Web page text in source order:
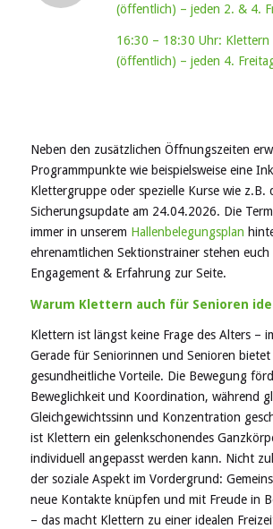
(öffentlich) – jeden 2. & 4.
16:30 – 18:30 Uhr: Klettern
(öffentlich) – jeden 4.
Neben den zusätzlichen Öffnungszeiten
Programmpunkte wie beispielsweise eine
Klettergruppe oder spezielle Kurse wie z.B.
Sicherungsupdate am 24.04.2026. Die
immer in unserem Hallenbelegungsplan
ehrenamtlichen Sektionstrainer stehen euch
Engagement & Erfahrung zur Seite.
Warum Klettern auch für Senioren
Klettern ist längst keine Frage des Alters –
Gerade für Seniorinnen und Senioren bietet
gesundheitliche Vorteile. Die Bewegung
Beweglichkeit und Koordination, während
Gleichgewichtssinn und Konzentration
ist Klettern ein gelenkschonendes
individuell angepasst werden kann. Nicht
der soziale Aspekt im Vordergrund:
neue Kontakte knüpfen und mit Freude in
– das macht Klettern zu einer idealen